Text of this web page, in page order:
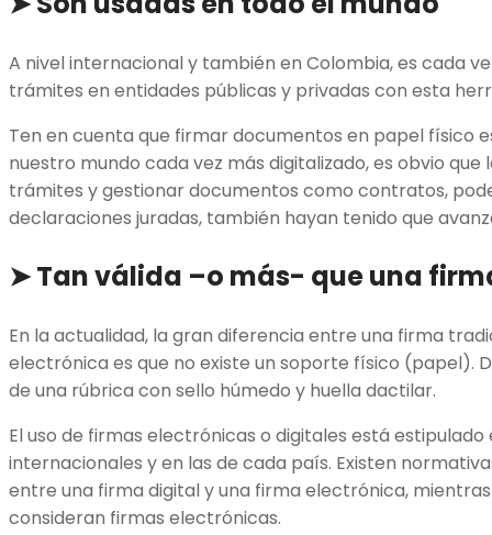
A nivel internacional y también en Colombia, es cada
trámites en entidades públicas y privadas con esta
Ten en cuenta que firmar documentos en papel físico
nuestro mundo cada vez más digitalizado, es obvio
trámites y gestionar documentos como contratos,
declaraciones juradas, también hayan tenido que
➤Tan válida –o más- que una
En la actualidad, la gran diferencia entre una firma
electrónica es que no existe un soporte físico (papel).
de una rúbrica con sello húmedo y huella dactilar.
El uso de firmas electrónicas o digitales está estipulado
internacionales y en las de cada país. Existen
entre una firma digital y una firma electrónica,
consideran firmas electrónicas.